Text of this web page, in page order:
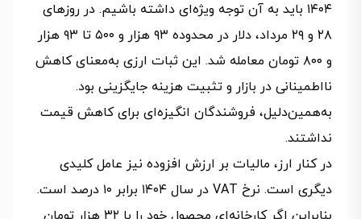
۱۴۰۴ باید به آن توجه ویژه‌ای داشته باشیم. در روزهای
۲۸ و ۲۹ مرداد، دلار در محدوده ۹۳ هزار و ۵۰۰ تا ۹۳ هزار
و ۸۰۰ تومان معامله شد. این ثبات ارزی به‌معنای کاهش
نااطمینانی در بازار و تثبیت هزینه جایگزینی بود.
به‌همین‌دلیل، فروشندگان انگیزه‌ای برای کاهش قیمت
نداشتند.
در کنار ارز، مالیات بر ارزش افزوده نیز عامل کلیدی
دیگری است. نرخ VAT در سال ۱۴۰۴ برابر ۱۰ درصد است.